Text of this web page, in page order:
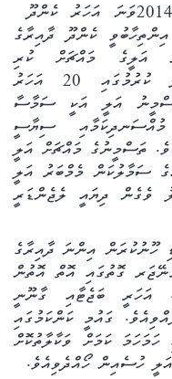
ރައްޔިތުންގެ މަޖިލީހުގެ އިންތިހާބުގައި 2014ވަނަ އަހަރު ކެންދޫ
ކެންދޫ ދާއިރާގެ
އަލީގެ މައްޗަށް ކުރި
ހޯދައިގެންނެވެ. ބ. އަތޮޅު ތަމްސީލު ކުރުމުގައި 20 އަހަރު
އަލީ އަކީ ސަމާސާ
ސިޔާސީ
ތަސްމީނުގެ މައްޗަށް އަލީ
ސަމާލުކަން މެމްބަރު އަލީ
ވެގެން ދިޔައީ ލެޖެންޑަރީ
ހޫނުކުރަން އިންނަ ދާއިރާގެ
ގޮތުގައި އޮތް އޮތުން
އަހަރީ ބަޖެޓާއި ގާނޫނީ
ގައުމީ ކަންކަމުގައި
ކަމަށް ވަކާލާތުކޮށް
ހުސެއިން ހޯއްދެވިއެވެ.